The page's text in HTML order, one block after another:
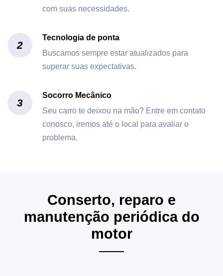
com suas necessidades.
2
Tecnologia de ponta
Buscamos sempre estar atualizados para
superar suas expectativas.
3
Socorro Mecânico
Seu carro te deixou na mão? Entre em contato
conosco, iremos até o local para avaliar o
problema.
Conserto, reparo e
manutenção periódica do
motor